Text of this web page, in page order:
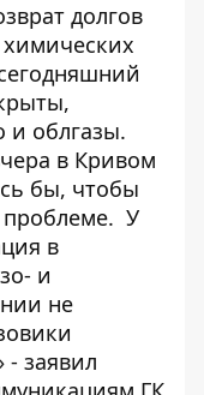
долгов
и облгазы.
в Кривом
бы, чтобы
проблеме. У
в
и
не
- заявил